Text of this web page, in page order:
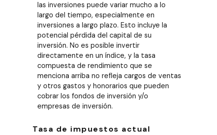
las inversiones puede variar mucho a lo
largo del tiempo, especialmente en
inversiones a largo plazo. Esto incluye la
potencial pérdida del capital de su
inversión. No es posible invertir
directamente en un índice, y la tasa
compuesta de rendimiento que se
menciona arriba no refleja cargos de ventas
y otros gastos y honorarios que pueden
cobrar los fondos de inversión y/o
empresas de inversión.
Tasa de impuestos actual